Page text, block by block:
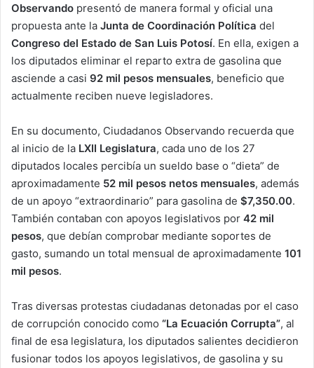
Observando presentó de manera formal y oficial una
propuesta ante la Junta de Coordinación Política del
Congreso del Estado de San Luis Potosí. En ella, exigen a
los diputados eliminar el reparto extra de gasolina que
asciende a casi 92 mil pesos mensuales, beneficio que
actualmente reciben nueve legisladores.
En su documento, Ciudadanos Observando recuerda que
al inicio de la LXII Legislatura, cada uno de los 27
diputados locales percibía un sueldo base o “dieta” de
aproximadamente 52 mil pesos netos mensuales, además
de un apoyo “extraordinario” para gasolina de $7,350.00.
También contaban con apoyos legislativos por 42 mil
pesos, que debían comprobar mediante soportes de
gasto, sumando un total mensual de aproximadamente 101
mil pesos.
Tras diversas protestas ciudadanas detonadas por el caso
de corrupción conocido como “La Ecuación Corrupta”, al
final de esa legislatura, los diputados salientes decidieron
fusionar todos los apoyos legislativos, de gasolina y su